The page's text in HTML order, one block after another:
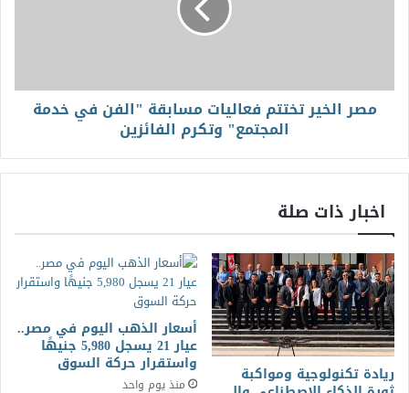
مصر الخير تختتم فعاليات مسابقة "الفن في خدمة
المجتمع" وتكرم الفائزين
اخبار ذات صلة
ريادة تكنولوجية ومواكبة
أسعار الذهب اليوم في مصر..
عيار 21 يسجل 5,980 جنيهًا
واستقرار حركة السوق
منذ يوم واحد